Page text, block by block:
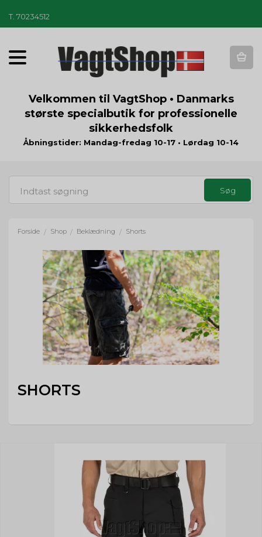
T 70234512
T
o
g
a
t
o
Velkommen til VagtShop • Danmarks
største specialbutik for professionelle
sikkerhedsfolk
Åbningstider: Mandag-fredag 10-17 • Lørdag 10-14
Forside / Shop / Beklædning / Shorts
SHORTS